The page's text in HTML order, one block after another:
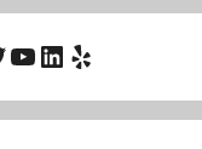
YouTube
LinkedIn
Yelp